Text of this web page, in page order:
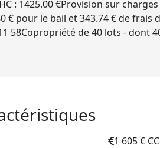
: 1425.00 €Provision sur
€ pour le bail et 343.74 € de frais
58Copropriété de 40 lots - dont
1 605 €